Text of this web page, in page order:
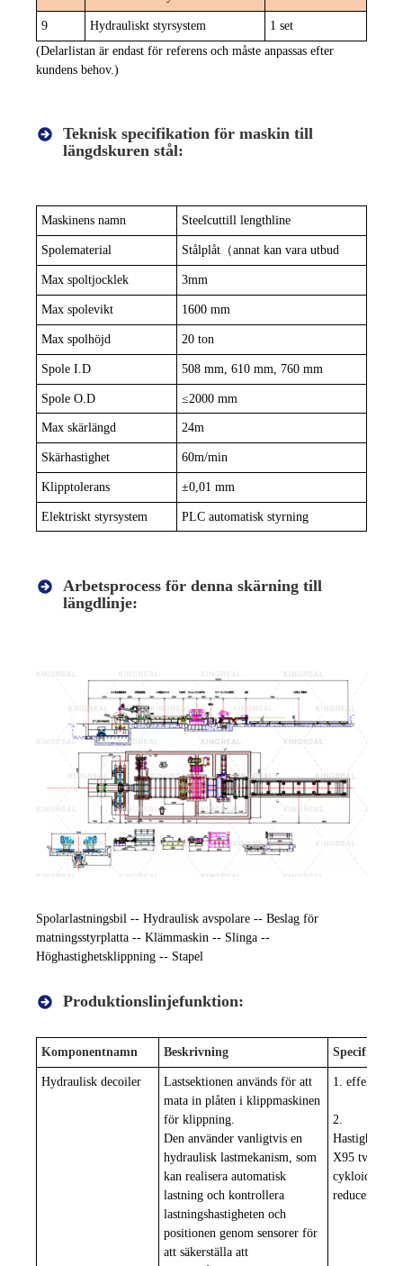
9 Hydrauliskt styrsystem
1 set
(Delarlistan är endast för referens och måste anpassas efter
kundens behov.)
Teknisk specifikation för maskin till
längdskuren stål:
Maskinens namn Steelcuttill lengthline
Spolematerial Stålplåt （annat kan vara utbud
Max spoltjocklek 3mm
Max spolevikt 1 600 mm
Max spolhöjd 20 ton
Spole I.D 508 mm, 610 mm, 760 mm
Spole O.D ≤2000 mm
Max skärlängd 24m
Skärhastighet 60m/min
Klipptolerans ±0,01 mm
Elektriskt styrsystem PLC automatisk styrning
Arbetsprocess för denna skärning till
längdlinje:
Spolarlastningsbil -- Hydraulisk avspolare -- Beslag för
matningsstyrplatta -- Klämmaskin -- Slinga --
Höghastighetsklippning -- Stapel
Produktionslinjefunktion:
Komponentnamn Beskrivning
Hydraulisk decoiler
Lastsektionen används för att
mata in plåten i klippmaskinen
för klippning.
Den använder vanligtvis en
hydraulisk lastmekanism, som
kan realisera automatisk
lastning och kontrollera
lastningshastigheten och
positionen genom sensorer för
att säkerställa att
1. effekt:
2.
X95 tvåstegs
cykloidal
reducer